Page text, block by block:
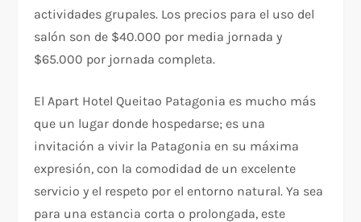
actividades grupales. Los precios para el uso del
salón son de $40.000 por media jornada y
$65.000 por jornada completa.
El Apart Hotel Queitao Patagonia es mucho más
que un lugar donde hospedarse; es una
invitación a vivir la Patagonia en su máxima
expresión, con la comodidad de un excelente
servicio y el respeto por el entorno natural. Ya sea
para una estancia corta o prolongada, este